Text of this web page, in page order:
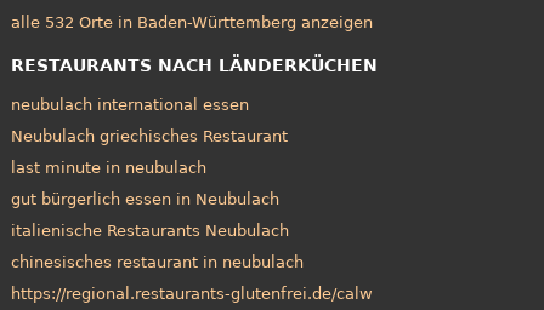
alle 532 Orte in Baden-Württemberg anzeigen
RESTAURANTS NACH LÄNDERKÜCHEN
neubulach international essen
Neubulach griechisches Restaurant
last minute in neubulach
gut bürgerlich essen in Neubulach
italienische Restaurants Neubulach
chinesisches restaurant in neubulach
https://regional.restaurants-glutenfrei.de/calw